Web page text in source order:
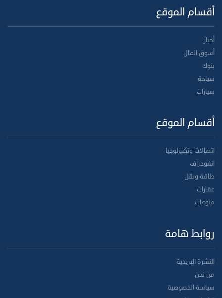
أقسام الموقع
أخبار
أسوق المال
بنوك
سياحة
سيارات
أقسام الموقع
اتصالات وتكنولوجيا
انفوجراف
طاقة ونقل
عقارات
منوعات
روابط هامة
النشرة البريدية
من نحن
سياسة الخصوصية